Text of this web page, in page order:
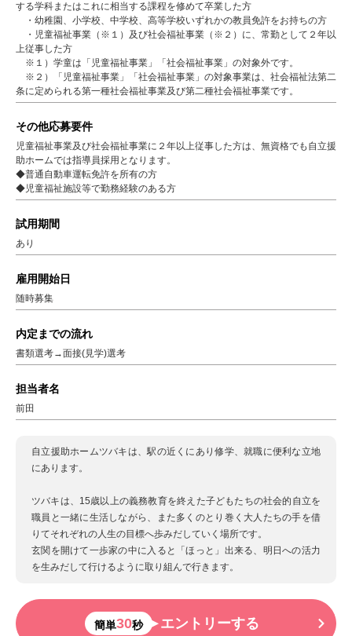
する学科またはこれに相当する課程を修めて卒業した方
・幼稚園、小学校、中学校、高等学校いずれかの教員免許をお持ちの方
・児童福祉事業（※１）及び社会福祉事業（※２）に、常勤として２年以
上従事した方
※１）学童は「児童福祉事業」「社会福祉事業」の対象外です。
※２）「児童福祉事業」「社会福祉事業」の対象事業は、社会福祉法第二
条に定められる第一種社会福祉事業及び第二種社会福祉事業です。
その他応募要件
児童福祉事業及び社会福祉事業に２年以上従事した方は、無資格でも自立援
助ホームでは指導員採用となります。
◆普通自動車運転免許を所有の方
◆児童福祉施設等で勤務経験のある方
試用期間
あり
雇用開始日
随時募集
内定までの流れ
書類選考→面接(見学)選考
担当者名
前田
自立援助ホームツバキは、駅の近くにあり修学、就職に便利な立地
にあります。
ツバキは、15歳以上の義務教育を終えた子どもたちの社会的自立を
職員と一緒に生活しながら、また多くのとり巻く大人たちの手を借
りてそれぞれの人生の目標へ歩みだしていく場所です。
玄関を開けて一歩家の中に入ると「ほっと」出来る、明日への活力
を生みだして行けるように取り組んで行きます。
簡単30秒 エントリーする